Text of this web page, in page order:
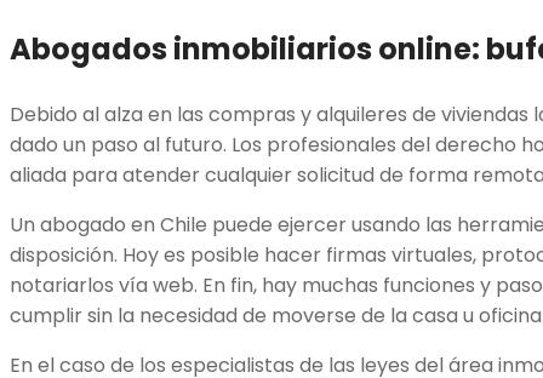
Abogados inmobiliarios online:
Debido al alza en las compras y alquileres de viviendas
dado un paso al futuro. Los profesionales del derecho
aliada para atender cualquier solicitud de forma
Un abogado en Chile puede ejercer usando las
disposición. Hoy es posible hacer firmas virtuales,
notariarlos vía web. En fin, hay muchas funciones y
cumplir sin la necesidad de moverse de la casa u
En el caso de los especialistas de las leyes del área